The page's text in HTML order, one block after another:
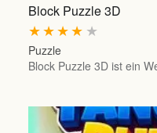
Block Puzzle 3D
★
★
★
★
★
Puzzle
Block Puzzle 3D ist ein